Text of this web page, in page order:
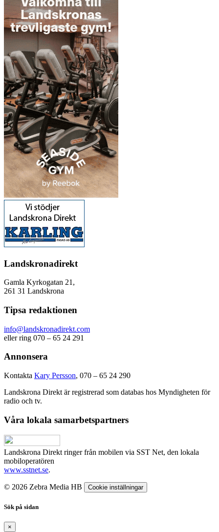
Landskronadirekt
Gamla Kyrkogatan 21,
261 31 Landskrona
Tipsa redaktionen
info@landskronadirekt.com
eller ring 070 – 65 24 291
Annonsera
Kontakta Kary Persson, 070 – 65 24 290
Landskrona Direkt är registrerad som databas hos Myndigheten för
radio och tv.
Våra lokala samarbetspartners
Landskrona Direkt ringer från mobilen via SST Net, den lokala
mobiloperatören
www.sstnet.se.
© 2026 Zebra Media HB Cookie inställningar
Sök på sidan
×